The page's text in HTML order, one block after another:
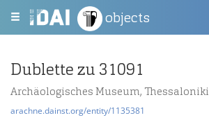
objects
Dublette zu 31091
Archäologisches Museum, Thessaloniki
arachne.dainst.org/entity/1135381